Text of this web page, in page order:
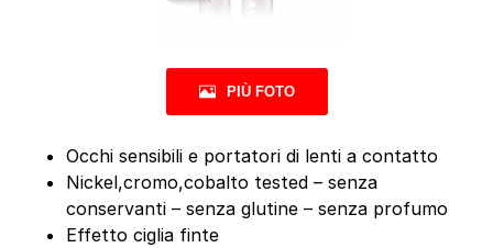
PIÙ FOTO
Occhi sensibili e portatori di lenti a contatto
Nickel,cromo,cobalto tested – senza
conservanti – senza glutine – senza profumo
Effetto ciglia finte